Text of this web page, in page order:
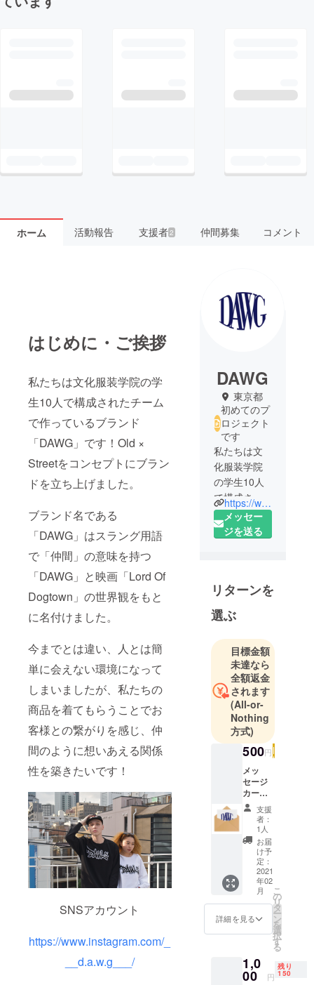
ホーム 活動報告 支援者 2 仲間募集 コメント
はじめに・ご挨拶
私たちは文化服装学院の学
生10人で構成されたチーム
で作っているブランド
「DAWG」です！Old ×
Streetをコンセプトにブラン
ドを立ち上げました。
ブランド名である
「DAWG」はスラング用語
で「仲間」の意味を持つ
「DAWG」と映画「Lord Of
Dogtown」の世界観をもと
に名付けました。
今までとは違い、人とは簡
単に会えない環境になって
しまいましたが、私たちの
商品を着てもらうことでお
客様との繋がりを感じ、仲
間のように想いあえる関係
性を築きたいです！
SNSアカウント
https://www.instagram.com/_
__d.a.w.g___/
DAWG
東京都
初めてのプ
ロジェクト
です
私たちは文
化服装学院
の学生10人
で構成され
たチームで
作っている
Streetをコン
セプトにブ
ランドを立
ち上げまし
た。
ブランド名
である
「DAWG」は
スラング用
語で「仲
間」の意味
「DAWG」と
映画「Lord
Of
Dogtown」
の世界観を
もとに名付
けました。
今までとは
違い、人と
は簡単に会
まいました
が、私たち
https://www.instagram.com/___d.a.w.g___/?hl=ja
メッセー
ジを送る
リターンを
選ぶ
目標金額
未達なら
全額返金
されます
(All-or-
Nothing
方式)
500円
メッ
セージ
カード
を送ら
せてい
ただき
ます。
こちら
は、送
料/税込
みと
なって
おりま
す。
支援
者：
1人
お届
け予
定：
2021
年02
月
詳細を見る
こ
の
リ
タ
ー
ン
を
選
択
す
る
1,0
00 円
残り
150